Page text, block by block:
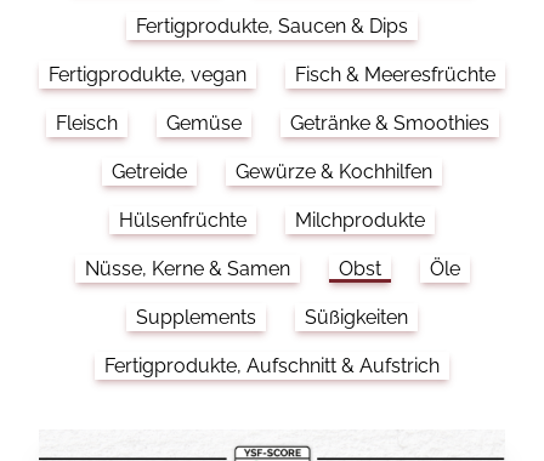
Fertigprodukte, Saucen & Dips
Fertigprodukte, vegan Fisch & Meeresfrüchte
Fleisch Gemüse Getränke & Smoothies
Getreide Gewürze & Kochhilfen
Hülsenfrüchte Milchprodukte
Nüsse, Kerne & Samen Obst Öle
Supplements Süßigkeiten
Fertigprodukte, Aufschnitt & Aufstrich